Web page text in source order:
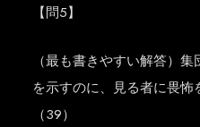
【問5】
（最も書きやすい解答）
を示すのに、見る者に畏怖
（39）